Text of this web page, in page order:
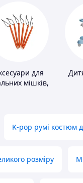
для
мішків,
K-pop румі костюм
розміру